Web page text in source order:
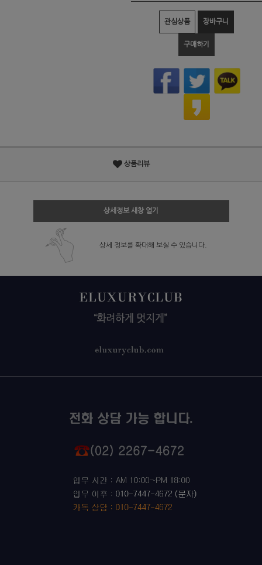
관심상품 장바구니
구매하기
상품리뷰
상세정보 새창 열기
상세 정보를 확대해 보실 수 있습니다.